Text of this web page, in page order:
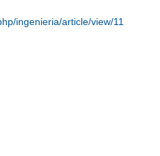
ingenieria/article/view/11